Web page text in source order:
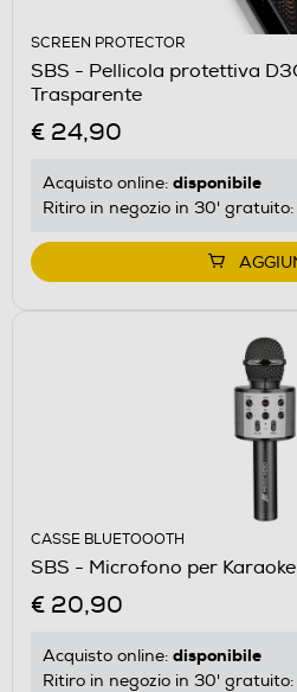
SCREEN PROTECTOR
SBS - Pellicola protettiva
Trasparente
€ 24,90
Acquisto online: disponibile
Ritiro in negozio in 30' gratuito:
CASSE BLUETOOOTH
SBS - Microfono per
€ 20,90
Acquisto online: disponibile
Ritiro in negozio in 30' gratuito: